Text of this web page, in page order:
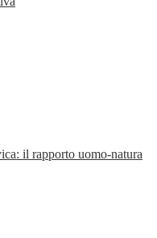
il rapporto uomo-natura